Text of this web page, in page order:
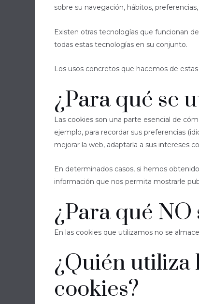
sobre su navegación, hábitos,
Existen otras tecnologías que funcionan
todas estas tecnologías en su conjunto.
Los usos concretos que hacemos de
¿Para qué se
Las cookies son una parte esencial de
ejemplo, para recordar sus preferencias
mejorar la web, adaptarla a sus intereses
En determinados casos, si hemos
información que nos permita mostrarle
¿Para qué
En las cookies que utilizamos no se
¿Quién utiliza
cookies?